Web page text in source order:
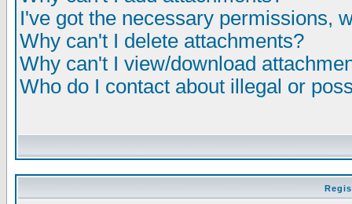
I've got the necessary permissions,
Why can't I delete attachments?
Why can't I view/download
Who do I contact about illegal or